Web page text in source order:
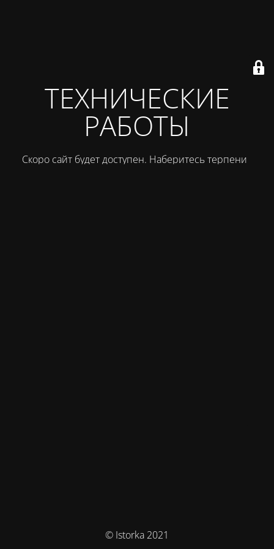
ТЕХНИЧЕСКИЕ
РАБОТЫ
Скоро сайт будет доступен. Наберитесь терпения
© Istorka 2021